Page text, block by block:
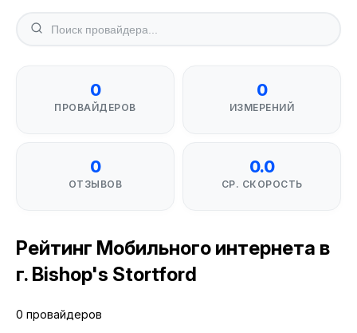
0
ПРОВАЙДЕРОВ
0
ИЗМЕРЕНИЙ
0
ОТЗЫВОВ
0.0
СР. СКОРОСТЬ
Рейтинг Мобильного интернета в
г. Bishop's Stortford
0 провайдеров